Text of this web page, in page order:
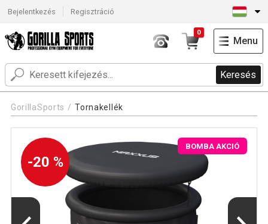
Bejelentkezés Regisztráció
Keresés
0
Menu
GorillaSports Tornakellék
-20 %
BOMBA AKCIÓ